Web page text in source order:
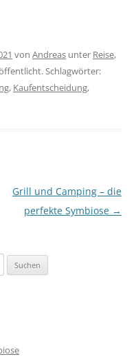
von Andreas unter Reise,
Schlagwörter:
, Kaufentscheidung,
Grill und Camping – die
perfekte Symbiose →